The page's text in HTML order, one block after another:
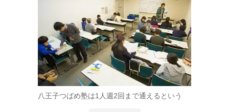
八王子つばめ塾は1人週2回まで通えるという